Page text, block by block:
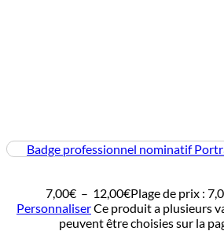
Badge professionnel nominatif
7,00€ – 12,00€Plage de prix :
PersonnaliserCe produit a plusieurs
peuvent être choisies sur la